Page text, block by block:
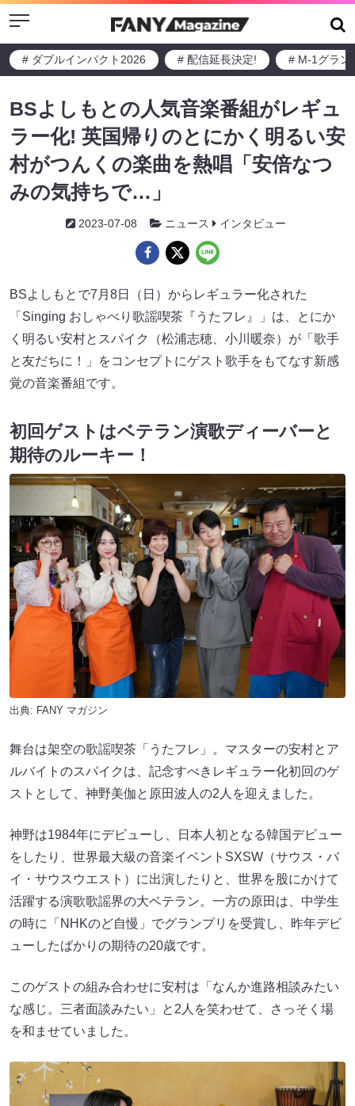
Menu
# ダブルインパクト2026 # 配信延長決定! # M-1グラン
BSよしもとの人気音楽番組がレギュ
ラー化! 英国帰りのとにかく明るい安
村がつんくの楽曲を熱唱「安倍なつ
みの気持ちで…」
2023-07-08 ニュース インタビュー
BSよしもとで7月8日（日）からレギュラー化された
「Singing おしゃべり歌謡喫茶『うたフレ』」は、とにか
く明るい安村とスパイク（松浦志穂、小川暖奈）が「歌手
と友だちに！」をコンセプトにゲスト歌手をもてなす新感
覚の音楽番組です。
初回ゲストはベテラン演歌ディーバーと
期待のルーキー！
出典: FANY マガジン
舞台は架空の歌謡喫茶「うたフレ」。マスターの安村とア
ルバイトのスパイクは、記念すべきレギュラー化初回のゲ
ストとして、神野美伽と原田波人の2人を迎えました。
神野は1984年にデビューし、日本人初となる韓国デビュー
をしたり、世界最大級の音楽イベントSXSW（サウス・バ
イ・サウスウエスト）に出演したりと、世界を股にかけて
活躍する演歌歌謡界の大ベテラン。一方の原田は、中学生
の時に「NHKのど自慢」でグランプリを受賞し、昨年デビ
ューしたばかりの期待の20歳です。
このゲストの組み合わせに安村は「なんか進路相談みたい
な感じ。三者面談みたい」と2人を笑わせて、さっそく場
を和ませていました。